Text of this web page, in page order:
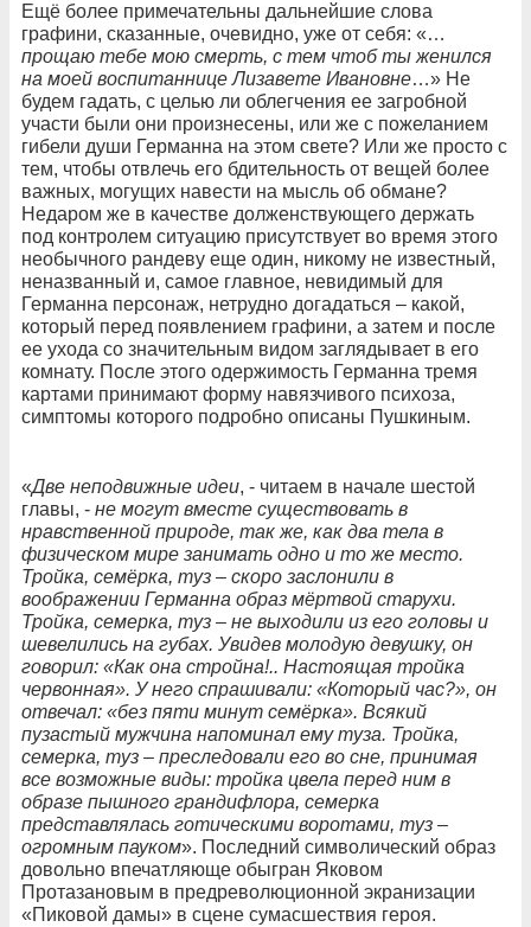
Ещё более примечательны дальнейшие слова
графини, сказанные, очевидно, уже от себя: «…
прощаю тебе мою смерть, с тем чтоб ты женился
на моей воспитаннице Лизавете Ивановне…» Не
будем гадать, с целью ли облегчения ее загробной
участи были они произнесены, или же с пожеланием
гибели души Германна на этом свете? Или же просто с
тем, чтобы отвлечь его бдительность от вещей более
важных, могущих навести на мысль об обмане?
Недаром же в качестве долженствующего держать
под контролем ситуацию присутствует во время этого
необычного рандеву еще один, никому не известный,
неназванный и, самое главное, невидимый для
Германна персонаж, нетрудно догадаться – какой,
который перед появлением графини, а затем и после
ее ухода со значительным видом заглядывает в его
комнату. После этого одержимость Германна тремя
картами принимают форму навязчивого психоза,
симптомы которого подробно описаны Пушкиным.
«Две неподвижные идеи, - читаем в начале шестой
главы, - не могут вместе существовать в
нравственной природе, так же, как два тела в
физическом мире занимать одно и то же место.
Тройка, семёрка, туз – скоро заслонили в
воображении Германна образ мёртвой старухи.
Тройка, семерка, туз – не выходили из его головы и
шевелились на губах. Увидев молодую девушку, он
говорил: «Как она стройна!.. Настоящая тройка
червонная». У него спрашивали: «Который час?», он
отвечал: «без пяти минут семёрка». Всякий
пузастый мужчина напоминал ему туза. Тройка,
семерка, туз – преследовали его во сне, принимая
все возможные виды: тройка цвела перед ним в
образе пышного грандифлора, семерка
представлялась готическими воротами, туз –
огромным пауком». Последний символический образ
довольно впечатляюще обыгран Яковом
Протазановым в предреволюционной экранизации
«Пиковой дамы» в сцене сумасшествия героя.